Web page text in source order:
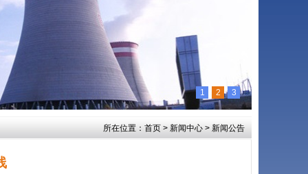
1 2 3
所在位置： 首页 > 新闻中心 > 新闻公告